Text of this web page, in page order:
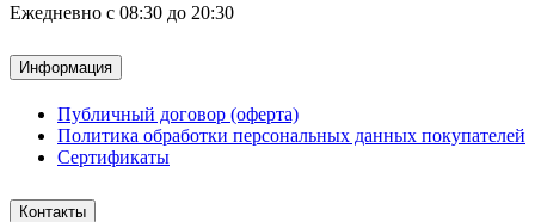
Ежедневно с 08:30 до 20:30
Информация
Публичный договор (оферта)
Политика обработки персональных данных покупателей
Сертификаты
Контакты